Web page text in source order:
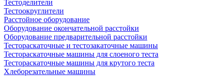
Тестоделители
Тестоокруглители
Расстойное оборудование
Оборудование окончательной расстойки
Оборудование предварительной расстойки
Тестораскаточные и тестозакаточные машины
Тестораскаточные машины для слоеного теста
Тестораскаточные машины для крутого теста
Хлеборезательные машины